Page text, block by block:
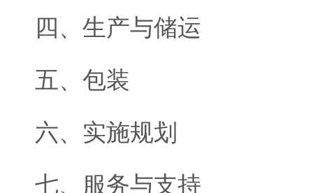
四、生产与储运
五、包装
六、实施规划
七、服务与支持